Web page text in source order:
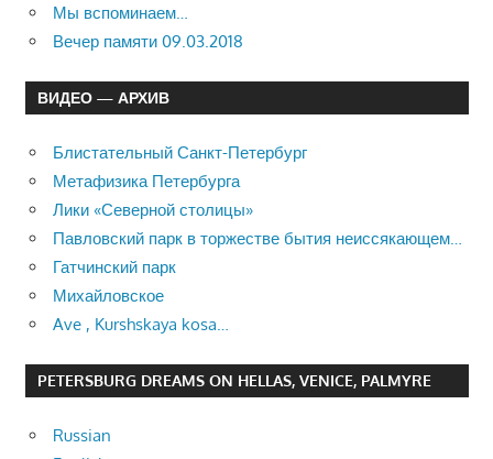
Мы вспоминаем…
Вечер памяти 09.03.2018
ВИДЕО — АРХИВ
Блистательный Санкт-Петербург
Метафизика Петербурга
Лики «Северной столицы»
Павловский парк в торжестве бытия неиссякающем…
Гатчинский парк
Михайловское
Ave , Kurshskaya kosa…
PETERSBURG DREAMS ON HELLAS, VENICE, PALMYRE
Russian